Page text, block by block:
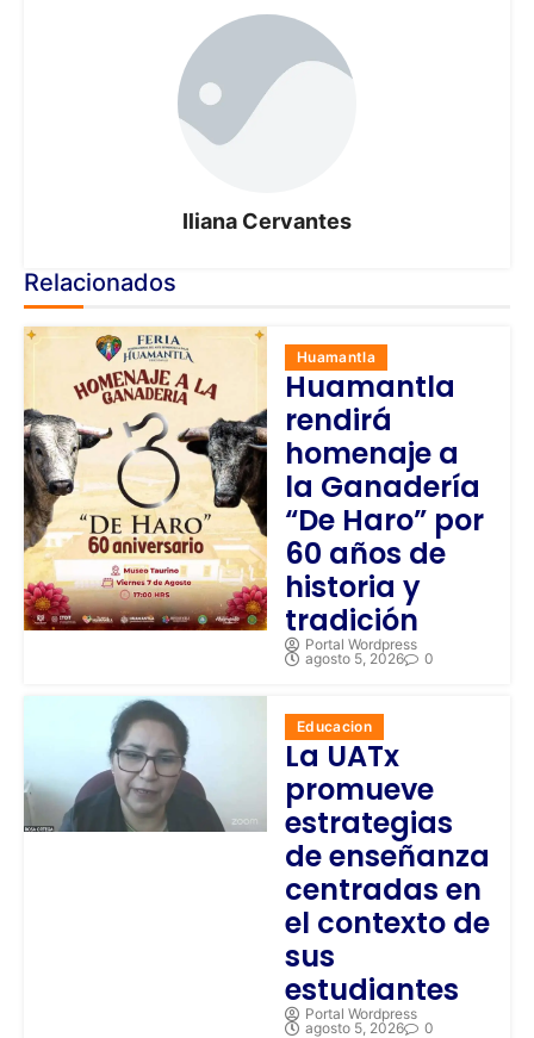
Iliana Cervantes
Relacionados
Huamantla
Huamantla
rendirá
homenaje a
la Ganadería
“De Haro” por
60 años de
historia y
tradición
Portal Wordpress
agosto 5, 2026
0
Educacion
La UATx
promueve
estrategias
de enseñanza
centradas en
el contexto de
sus
estudiantes
Portal Wordpress
agosto 5, 2026
0